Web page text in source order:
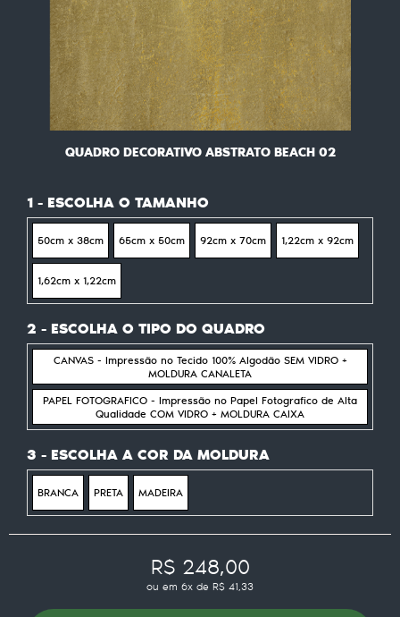
QUADRO DECORATIVO ABSTRATO BEACH 02
1 - ESCOLHA O TAMANHO
50cm x 38cm 65cm x 50cm 92cm x 70cm 1,22cm x 92cm
1,62cm x 1,22cm
2 - ESCOLHA O TIPO DO QUADRO
CANVAS - Impressão no Tecido 100% Algodão SEM VIDRO +
MOLDURA CANALETA
PAPEL FOTOGRAFICO - Impressão no Papel Fotografico de Alta
Qualidade COM VIDRO + MOLDURA CAIXA
3 - ESCOLHA A COR DA MOLDURA
BRANCA PRETA MADEIRA
R$ 248,00
ou em 6x de R$ 41,33